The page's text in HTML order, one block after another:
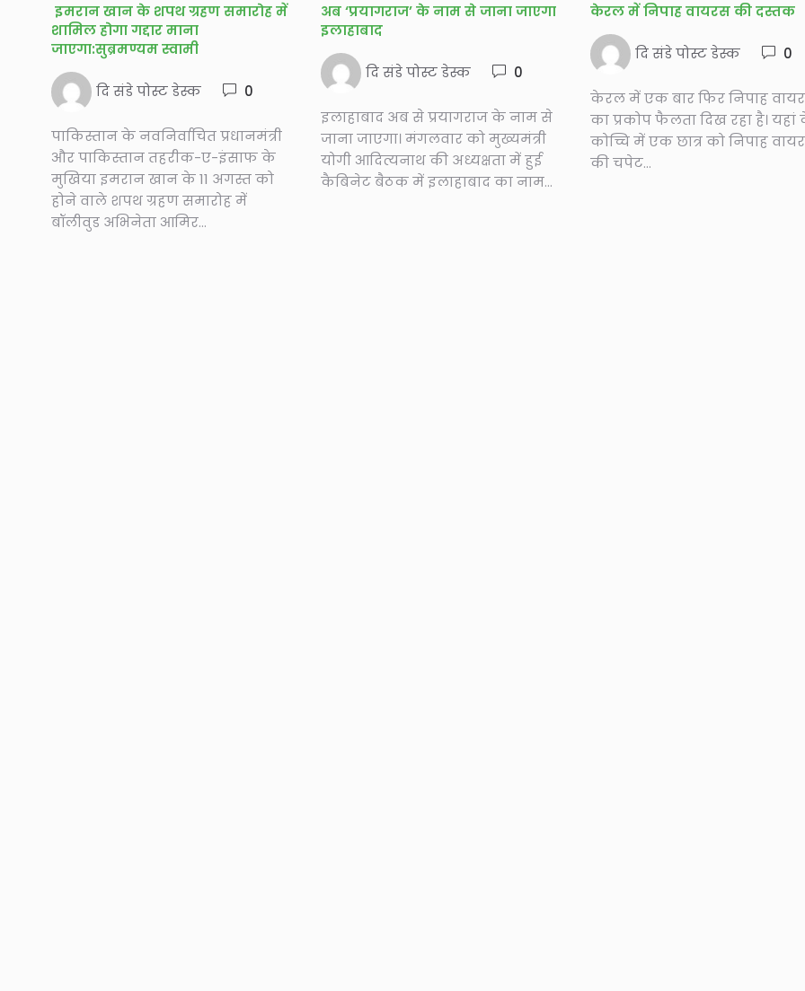
इमरान खान के शपथ ग्रहण समारोह में
शामिल होगा गद्दार माना
जाएगा:सुब्रमण्यम स्वामी
दि संडे पोस्ट डेस्क 0
पाकिस्तान के नवनिर्वाचित प्रधानमंत्री
और पाकिस्तान तहरीक-ए-इंसाफ के
मुखिया इमरान खान के 11 अगस्त को
होने वाले शपथ ग्रहण समारोह में
बॉलीवुड अभिनेता आमिर...
अब ‘प्रयागराज’ के नाम से जाना जाएगा
इलाहाबाद
दि संडे पोस्ट डेस्क 0
इलाहाबाद अब से प्रयागराज के नाम से
जाना जाएगा। मंगलवार को मुख्यमंत्री
योगी आदित्यनाथ की अध्यक्षता में हुई
कैबिनेट बैठक में इलाहाबाद का नाम...
केरल में निपाह वायरस की दस्तक
दि संडे पोस्ट डेस्क 0
केरल में एक बार फिर निपाह
का प्रकोप फैलता दिख रहा है। यहां
कोच्चि में एक छात्र को निपाह
की चपेट...